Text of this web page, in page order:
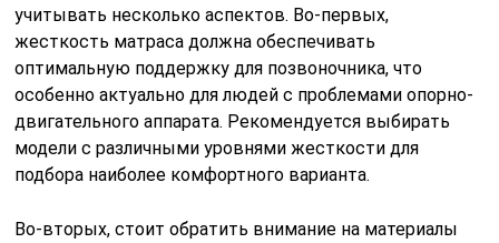
учитывать несколько аспектов. Во-первых,
жесткость матраса должна обеспечивать
оптимальную поддержку для позвоночника, что
особенно актуально для людей с проблемами опорно-
двигательного аппарата. Рекомендуется выбирать
модели с различными уровнями жесткости для
подбора наиболее комфортного варианта.
Во-вторых, стоит обратить внимание на материалы